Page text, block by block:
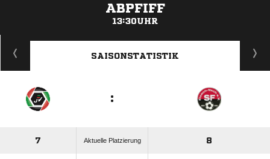
ABPFIFF
13:30UHR
ANZEIGE
SAISONSTATISTIK
:
7 Aktuelle Platzierung 8